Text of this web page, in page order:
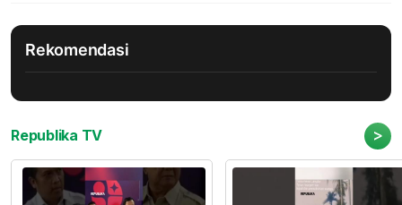
Rekomendasi
Republika TV >